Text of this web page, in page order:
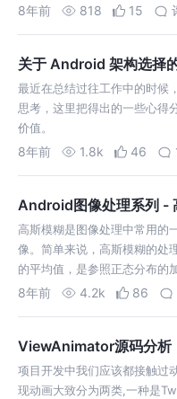
8年前 818 15
关于 Android 架构选择
最近在总结过往工作中的时候
思考，这里把得出的一些心得
价值。
8年前 1.8k 46
Android图像处理系列 -
高斯模糊是图像处理中常用的
像。简单来说，高斯模糊的处
的平均值，是参照正态分布的
8年前 4.2k 86
ViewAnimator源码分析
项目开发中我们应该都接触过
现动画大致分为两类,一种是